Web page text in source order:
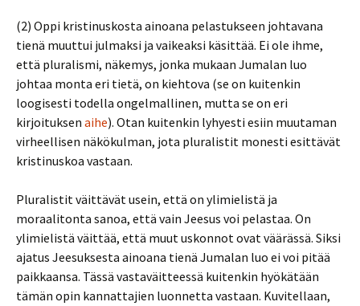
(2) Oppi kristinuskosta ainoana pelastukseen johtavana
tienä muuttui julmaksi ja vaikeaksi käsittää. Ei ole ihme,
että pluralismi, näkemys, jonka mukaan Jumalan luo
johtaa monta eri tietä, on kiehtova (se on kuitenkin
loogisesti todella ongelmallinen, mutta se on eri
kirjoituksen aihe). Otan kuitenkin lyhyesti esiin muutaman
virheellisen näkökulman, jota pluralistit monesti esittävät
kristinuskoa vastaan.
Pluralistit väittävät usein, että on ylimielistä ja
moraalitonta sanoa, että vain Jeesus voi pelastaa. On
ylimielistä väittää, että muut uskonnot ovat väärässä. Siksi
ajatus Jeesuksesta ainoana tienä Jumalan luo ei voi pitää
paikkaansa. Tässä vastaväitteessä kuitenkin hyökätään
tämän opin kannattajien luonnetta vastaan. Kuvitellaan,